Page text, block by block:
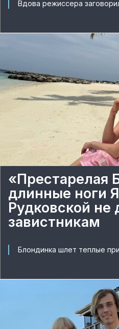
Вдова режиссера
«Престарелая
длинные ноги
Рудковской не
завистникам
Блондинка шлет теплые